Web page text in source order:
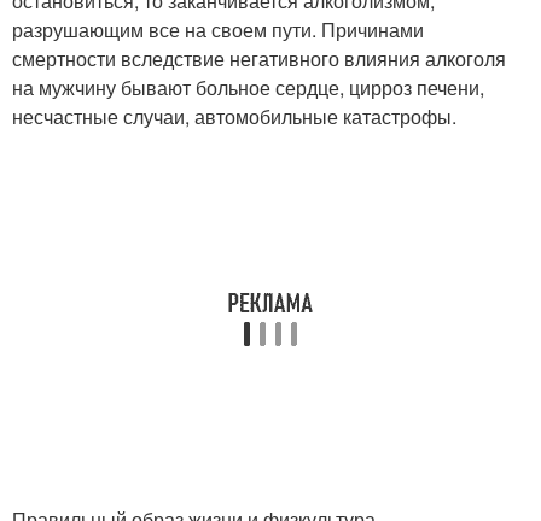
разрушающим все на своем пути. Причинами
смертности вследствие негативного влияния алкоголя
на мужчину бывают больное сердце, цирроз печени,
несчастные случаи, автомобильные катастрофы.